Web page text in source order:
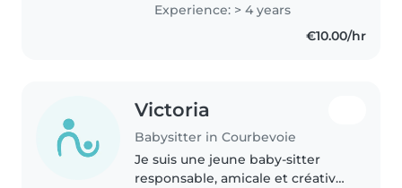
assurer quelques temps de
baby-sitting le vendredi soir..
Experience: > 4 years
€10.00/hr
Victoria
Babysitter in Courbevoie
Je suis une jeune baby-sitter
responsable, amicale et créative,